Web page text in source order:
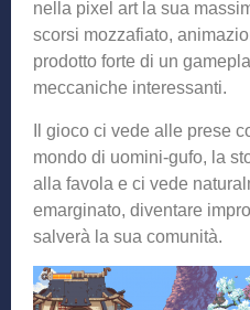
nella pixel art la sua
scorsi mozzafiato,
prodotto forte di un
meccaniche interessanti.
Il gioco ci vede alle prese
mondo di uomini-gufo, la
alla favola e ci vede
emarginato, diventare
salverà la sua comunità.